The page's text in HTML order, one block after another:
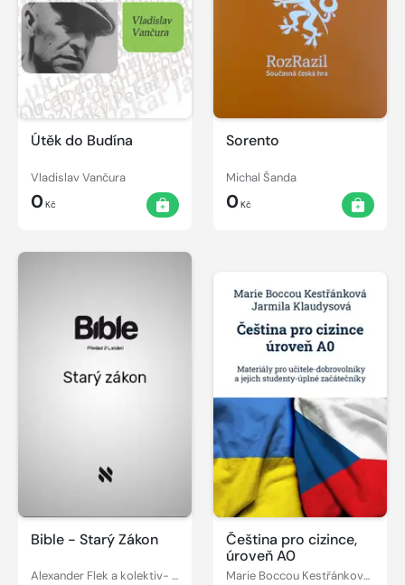
Útěk do Budína
Vladislav Vančura
0Kč
Sorento
Michal Šanda
0Kč
Bible - Starý Zákon
Alexander Flek a kolektiv- překlad
Čeština pro cizince,
úroveň A0
Marie Boccou Kestřánková, Jarmila Klaudysová